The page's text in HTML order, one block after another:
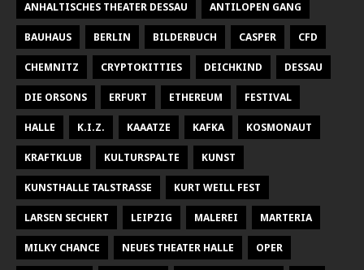
ANHALTISCHES THEATER DESSAU ANTILOPEN GANG
BAUHAUS BERLIN BILDERBUCH CASPER CFD
CHEMNITZ CRYPTOKITTIES DEICHKIND DESSAU
DIE ORSONS ERFURT ETHEREUM FESTIVAL
HALLE K.I.Z. KAAATZE KAFKA KOSMONAUT
KRAFTKLUB KULTURSPALTE KUNST
KUNSTHALLE TALSTRASSE KURT WEILL FEST
LARSEN SECHERT LEIPZIG MALEREI MARTERIA
MILKY CHANCE NEUES THEATER HALLE OPER